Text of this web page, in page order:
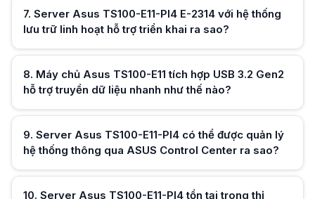
Hữu ích (0)
Hữu ích (0 )
7. Server Asus TS100-E11-PI4 E-2314 với hệ thống
lưu trữ linh hoạt hỗ trợ triển khai ra sao?
Hữu ích ( 0)
8. Máy chủ Asus TS100-E11 tích hợp USB 3.2 Gen2
hỗ trợ truyền dữ liệu nhanh như thế nào?
Hữu ích (0)
9. Server Asus TS100-E11-PI4 có thể được quản lý
hệ thống thông qua ASUS Control Center ra sao?
10. Server Asus TS100-E11-PI4 tồn tại trong thị